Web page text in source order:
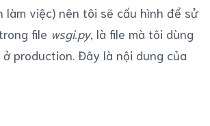
làm việc) nên tôi sẽ cấu hình để sử
file wsgi.py, là file mà tôi dùng
production. Đây là nội dung của